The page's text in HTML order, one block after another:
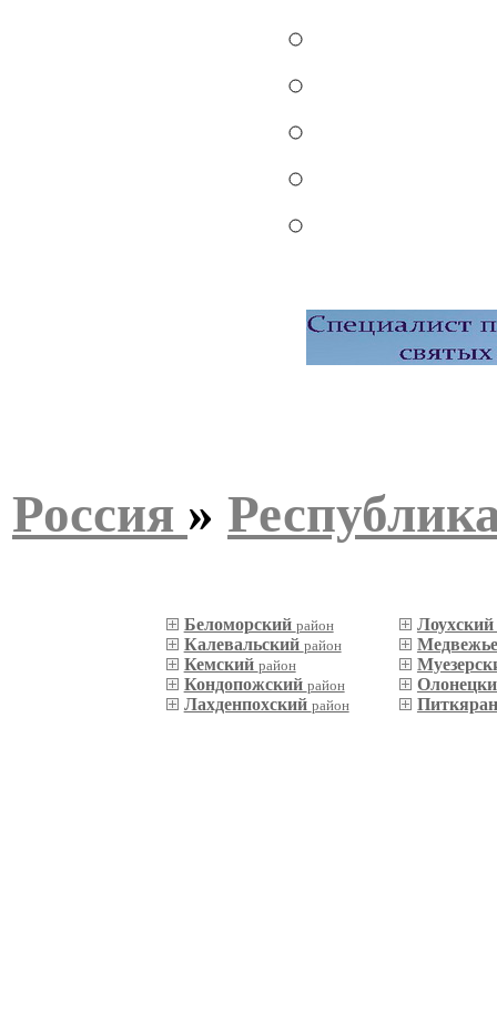
Россия »
Беломорский район
Калевальский район
Кемский район
Кондопожский район
Лахденпохский район
Лоухский